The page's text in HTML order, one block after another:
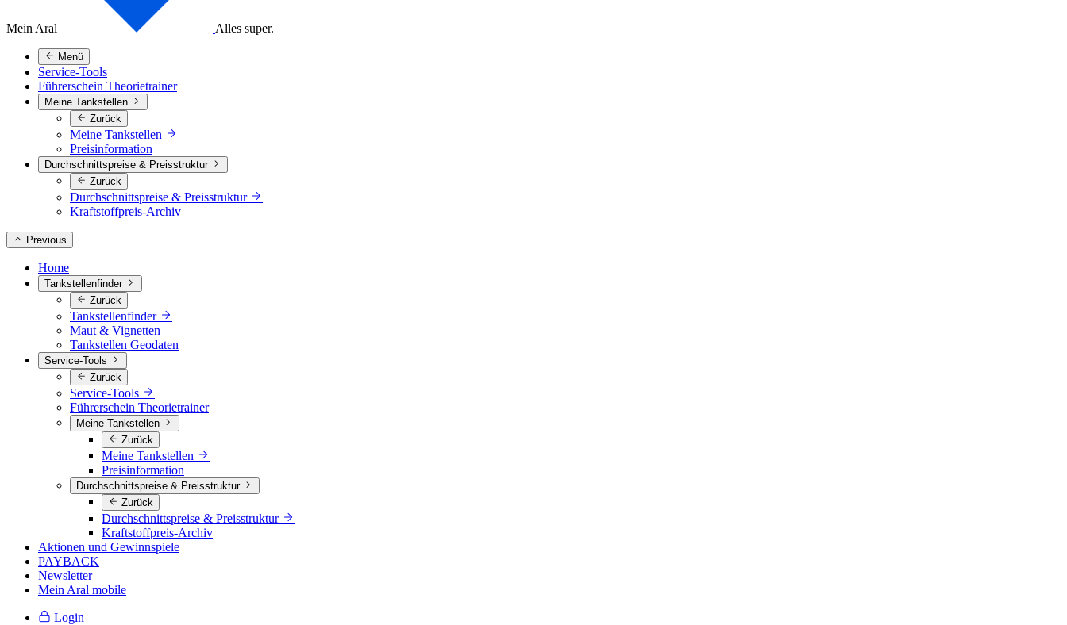
Mein Aral Alles super.
Menü
Service-Tools
Führerschein Theorietrainer
Meine Tankstellen
Zurück
Meine Tankstellen
Preisinformation
Durchschnittspreise & Preisstruktur
Zurück
Durchschnittspreise & Preisstruktur
Kraftstoffpreis-Archiv
Previous
Home
Tankstellenfinder
Zurück
Tankstellenfinder
Maut & Vignetten
Tankstellen Geodaten
Service-Tools
Zurück
Service-Tools
Führerschein Theorietrainer
Meine Tankstellen
Zurück
Meine Tankstellen
Preisinformation
Durchschnittspreise & Preisstruktur
Zurück
Durchschnittspreise & Preisstruktur
Kraftstoffpreis-Archiv
Aktionen und Gewinnspiele
PAYBACK
Newsletter
Mein Aral mobile
Login